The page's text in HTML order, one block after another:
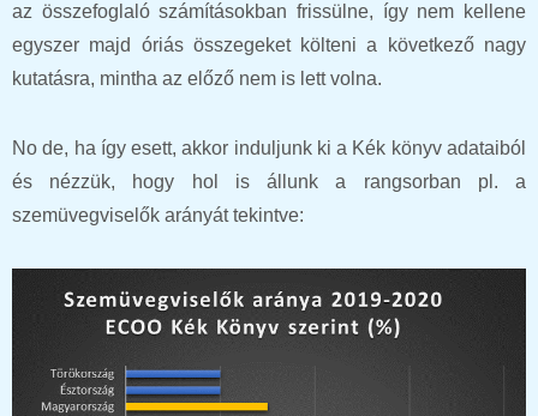
az összefoglaló számításokban frissülne, így nem kellene
egyszer majd óriás összegeket költeni a következő nagy
kutatásra, mintha az előző nem is lett volna.
No de, ha így esett, akkor induljunk ki a Kék könyv adataiból
és nézzük, hogy hol is állunk a rangsorban pl. a
szemüvegviselők arányát tekintve: